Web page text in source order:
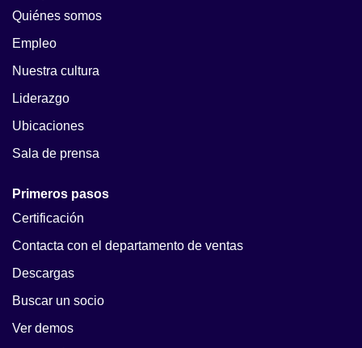
Quiénes somos
Empleo
Nuestra cultura
Liderazgo
Ubicaciones
Sala de prensa
Primeros pasos
Certificación
Contacta con el departamento de ventas
Descargas
Buscar un socio
Ver demos